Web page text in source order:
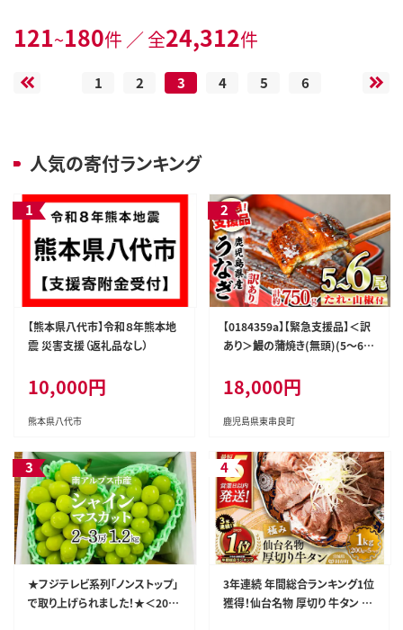
121~180件 ／ 全24,312件
1 2 3 4 5 6
人気の寄付ランキング
【熊本県八代市】令和８年熊本地
震 災害支援（返礼品なし）
10,000円
熊本県八代市
【0184359a】【緊急支援品】＜訳
あり＞鰻の蒲焼き(無頭)(5～6
なぎ ウナギ 鰻 国産 蒲焼 蒲焼き
たれ 鹿児島 ふるさと 人気 支援
【アクアおおすみ】
18,000円
鹿児島県東串良町
★フジテレビ系列「ノンストップ」
で取り上げられました！★＜202
3年連続 年間総合ランキング1位
獲得！仙台名物 厚切り 牛タン 塩